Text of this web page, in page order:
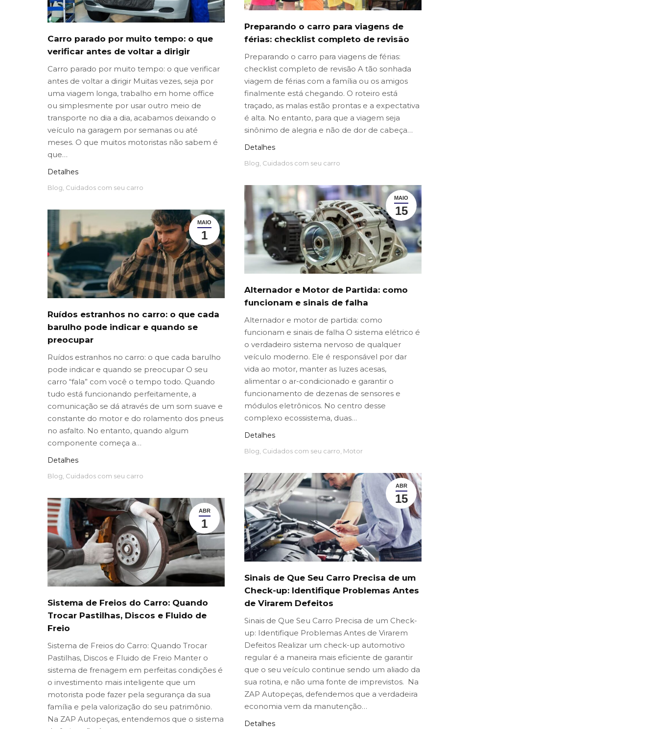
Preparando o carro para viagens de
férias: checklist completo de revisão
Preparando o carro para viagens de férias:
checklist completo de revisão A tão sonhada
viagem de férias com a família ou os amigos
finalmente está chegando. O roteiro está
traçado, as malas estão prontas e a expectativa
é alta. No entanto, para que a viagem seja
sinônimo de alegria e não de dor de cabeça…
Detalhes
Blog, Cuidados com seu carro
Carro parado por muito tempo: o que
verificar antes de voltar a dirigir
Carro parado por muito tempo: o que verificar
antes de voltar a dirigir Muitas vezes, seja por
uma viagem longa, trabalho em home office
ou simplesmente por usar outro meio de
transporte no dia a dia, acabamos deixando o
veículo na garagem por semanas ou até
meses. O que muitos motoristas não sabem é
que…
Detalhes
Blog, Cuidados com seu carro
MAIO
15
Alternador e Motor de Partida: como
funcionam e sinais de falha
Alternador e motor de partida: como
funcionam e sinais de falha O sistema elétrico é
o verdadeiro sistema nervoso de qualquer
veículo moderno. Ele é responsável por dar
vida ao motor, manter as luzes acesas,
alimentar o ar-condicionado e garantir o
funcionamento de dezenas de sensores e
módulos eletrônicos. No centro desse
complexo ecossistema, duas…
Detalhes
Blog, Cuidados com seu carro, Motor
MAIO
1
Ruídos estranhos no carro: o que cada
barulho pode indicar e quando se
preocupar
Ruídos estranhos no carro: o que cada barulho
pode indicar e quando se preocupar O seu
carro “fala” com você o tempo todo. Quando
tudo está funcionando perfeitamente, a
comunicação se dá através de um som suave e
constante do motor e do rolamento dos pneus
no asfalto. No entanto, quando algum
componente começa a…
Detalhes
Blog, Cuidados com seu carro
ABR
15
Sinais de Que Seu Carro Precisa de um
Check-up: Identifique Problemas Antes
de Virarem Defeitos
Sinais de Que Seu Carro Precisa de um Check-
up: Identifique Problemas Antes de Virarem
Defeitos Realizar um check-up automotivo
regular é a maneira mais eficiente de garantir
que o seu veículo continue sendo um aliado da
sua rotina, e não uma fonte de imprevistos. Na
ZAP Autopeças, defendemos que a verdadeira
economia vem da manutenção…
Detalhes
ABR
1
Sistema de Freios do Carro: Quando
Trocar Pastilhas, Discos e Fluido de
Freio
Sistema de Freios do Carro: Quando Trocar
Pastilhas, Discos e Fluido de Freio Manter o
sistema de frenagem em perfeitas condições é
o investimento mais inteligente que um
motorista pode fazer pela segurança da sua
família e pela valorização do seu patrimônio.
Na ZAP Autopeças, entendemos que o sistema